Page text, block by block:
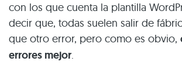
con los que cuenta la plantilla
decir que, todas suelen salir de
que otro error, pero como es obvio,
errores mejor.